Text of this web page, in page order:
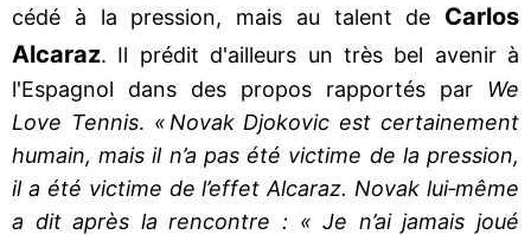
cédé à la pression, mais au talent de Carlos
Alcaraz. Il prédit d'ailleurs un très bel avenir à
l'Espagnol dans des propos rapportés par We
Love Tennis. « Novak Djokovic est certainement
humain, mais il n’a pas été victime de la pression,
il a été victime de l’effet Alcaraz. Novak lui‐même
a dit après la rencontre : « Je n’ai jamais joué